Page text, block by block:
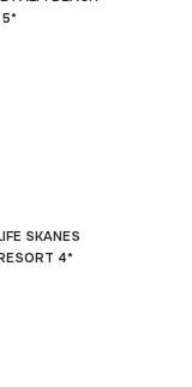
5*
SKANES
4*